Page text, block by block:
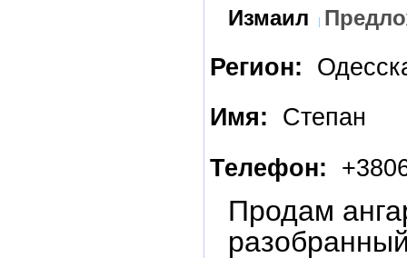
Измаил
Регион:
Имя:
Степан
Телефон:
Продам